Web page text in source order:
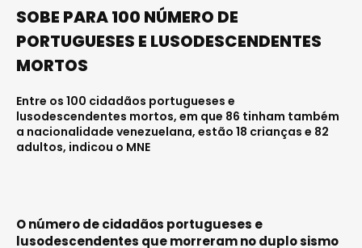
SOBE PARA 100 NÚMERO DE
PORTUGUESES E LUSODESCENDENTES
MORTOS
Entre os 100 cidadãos portugueses e
lusodescendentes mortos, em que 86 tinham também
a nacionalidade venezuelana, estão 18 crianças e 82
adultos, indicou o MNE
O número de cidadãos portugueses e
lusodescendentes que morreram no duplo sismo